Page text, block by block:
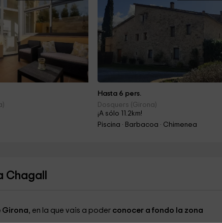
Hasta 6 pers.
Dosquers (Girona)
¡A sólo 11.2km!
Piscina · Barbacoa · Chimenea
Chagall
Girona, en la que vais a poder conocer a fondo la zona